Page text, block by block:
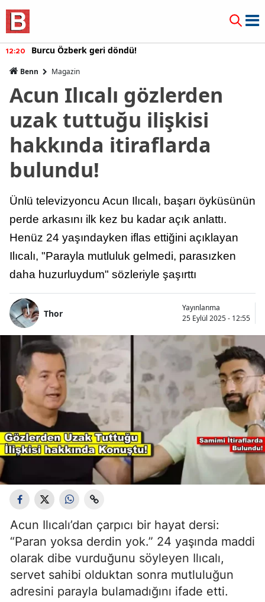
12:20 Burcu Özberk geri döndü!
Benn Magazin
Acun Ilıcalı gözlerden
uzak tuttuğu ilişkisi
hakkında itiraflarda
bulundu!
Ünlü televizyoncu Acun Ilıcalı, başarı öyküsünün
perde arkasını ilk kez bu kadar açık anlattı.
Henüz 24 yaşındayken iflas ettiğini açıklayan
Ilıcalı, "Parayla mutluluk gelmedi, parasızken
daha huzurluydum" sözleriyle şaşırttı
Thor
Yayınlanma
25 Eylül 2025 - 12:55
Acun Ilıcalı’dan çarpıcı bir hayat dersi:
“Paran yoksa derdin yok.” 24 yaşında maddi
olarak dibe vurduğunu söyleyen Ilıcalı,
servet sahibi olduktan sonra mutluluğun
adresini parayla bulamadığını ifade etti.